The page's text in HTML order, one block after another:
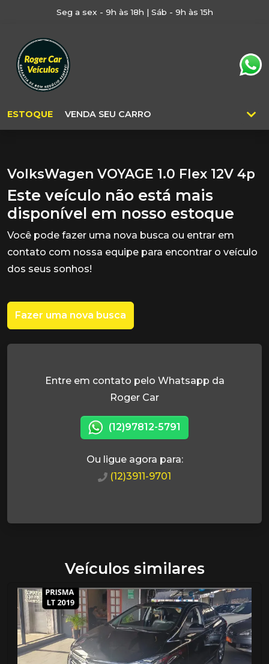
Seg a sex - 9h às 18h | Sáb - 9h às 15h
ESTOQUE VENDA SEU CARRO
VolksWagen VOYAGE 1.0 Flex 12V 4p
Este veículo não está mais
disponível em nosso estoque
Você pode fazer uma nova busca ou entrar em
contato com nossa equipe para encontrar o veículo
dos seus sonhos!
Fazer uma nova busca
Entre em contato pelo Whatsapp da
Roger Car
(12)97812-5791
Ou ligue agora para:
(12)3911-9701
Veículos similares